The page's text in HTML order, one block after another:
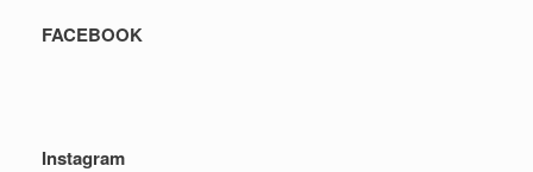
FACEBOOK
Instagram